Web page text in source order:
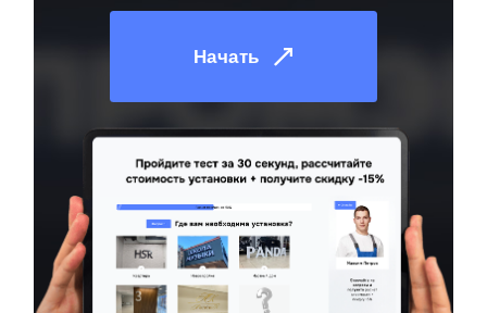
Начать